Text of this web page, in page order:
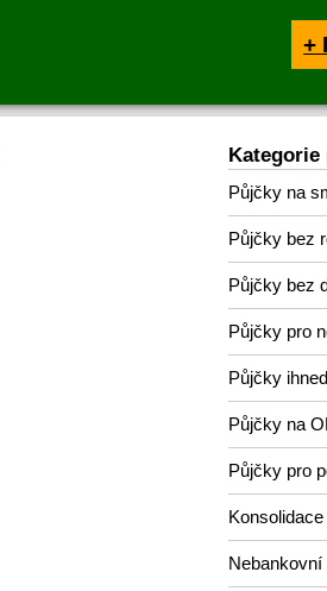
+
Kategorie
Půjčky na
Půjčky bez
Půjčky bez
Půjčky pro
Půjčky ihned
Půjčky na
Půjčky pro